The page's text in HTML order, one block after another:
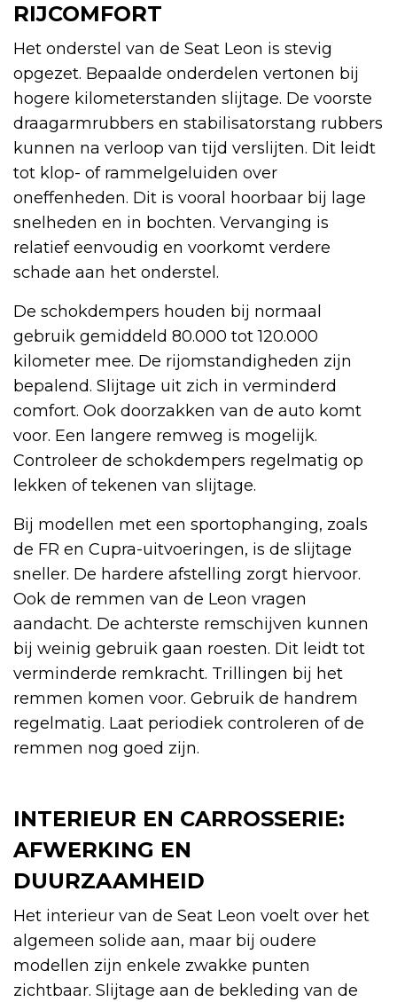
RIJCOMFORT
Het onderstel van de Seat Leon is stevig
opgezet. Bepaalde onderdelen vertonen bij
hogere kilometerstanden slijtage. De voorste
draagarmrubbers en stabilisatorstang rubbers
kunnen na verloop van tijd verslijten. Dit leidt
tot klop- of rammelgeluiden over
oneffenheden. Dit is vooral hoorbaar bij lage
snelheden en in bochten. Vervanging is
relatief eenvoudig en voorkomt verdere
schade aan het onderstel.
De schokdempers houden bij normaal
gebruik gemiddeld 80.000 tot 120.000
kilometer mee. De rijomstandigheden zijn
bepalend. Slijtage uit zich in verminderd
comfort. Ook doorzakken van de auto komt
voor. Een langere remweg is mogelijk.
Controleer de schokdempers regelmatig op
lekken of tekenen van slijtage.
Bij modellen met een sportophanging, zoals
de FR en Cupra-uitvoeringen, is de slijtage
sneller. De hardere afstelling zorgt hiervoor.
Ook de remmen van de Leon vragen
aandacht. De achterste remschijven kunnen
bij weinig gebruik gaan roesten. Dit leidt tot
verminderde remkracht. Trillingen bij het
remmen komen voor. Gebruik de handrem
regelmatig. Laat periodiek controleren of de
remmen nog goed zijn.
INTERIEUR EN CARROSSERIE:
AFWERKING EN
DUURZAAMHEID
Het interieur van de Seat Leon voelt over het
algemeen solide aan, maar bij oudere
modellen zijn enkele zwakke punten
zichtbaar. Slijtage aan de bekleding van de